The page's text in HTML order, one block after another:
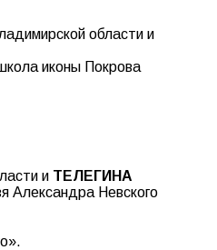
области и
иконы Покрова
и ТЕЛЕГИНА
Александра Невского